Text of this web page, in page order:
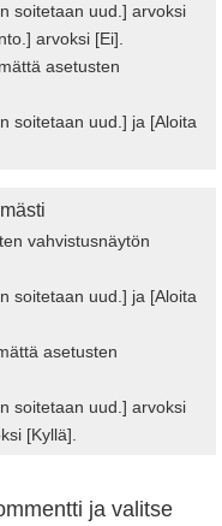
soitetaan uud.] arvoksi
arvoksi [Ei].
asetusten
soitetaan uud.] ja [Aloita
vahvistusnäytön
soitetaan uud.] ja [Aloita
asetusten
soitetaan uud.] arvoksi
[Kyllä].
ja valitse